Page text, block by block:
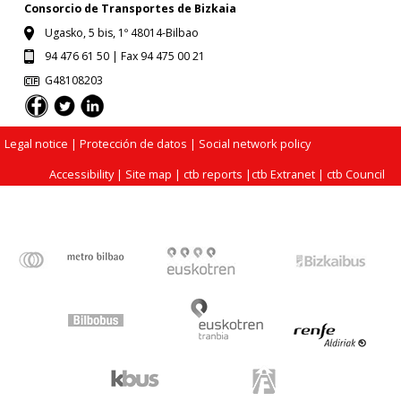
Consorcio de Transportes de Bizkaia
Ugasko, 5 bis, 1º 48014-Bilbao
94 476 61 50 | Fax 94 475 00 21
G48108203
Legal notice | Protección de datos | Social network policy
Accessibility| Site map |ctb reports |ctb Extranet |ctb Council